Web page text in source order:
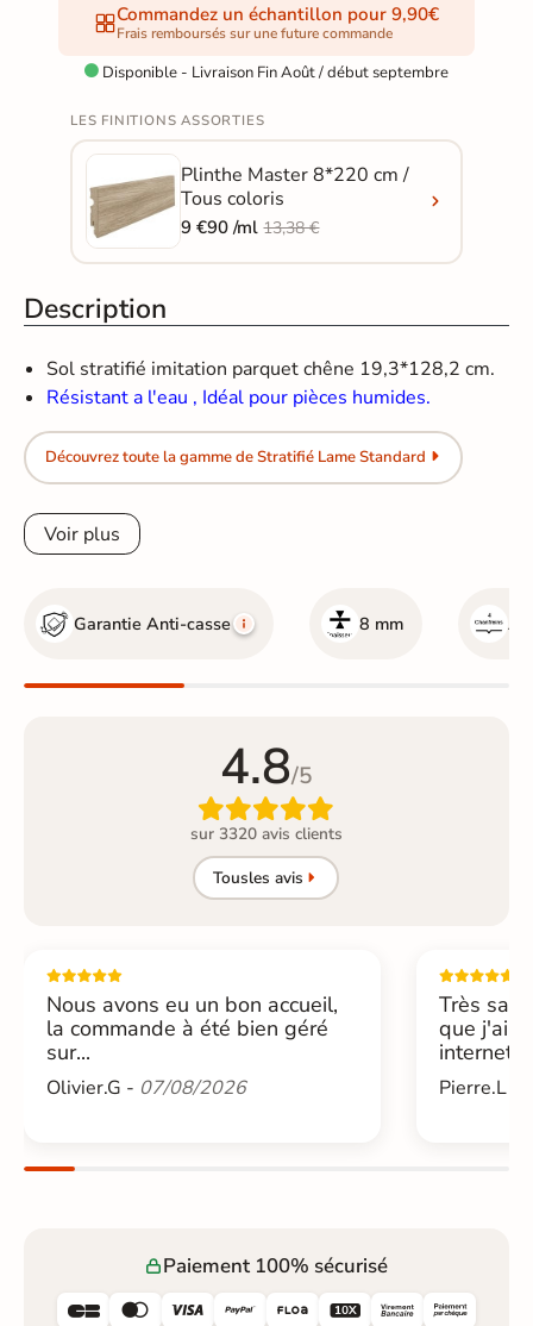
Commandez un échantillon pour 9,90€
Frais remboursés sur une future commande
 Disponible - Livraison Fin Août / début septembre
LES FINITIONS ASSORTIES
Plinthe Master 8*220 cm /
Tous coloris
9 €90 /ml13,38 €
Description
Sol stratifié imitation parquetchêne 19,3*128,2 cm.
Résistant a l'eau , Idéal pour pièces humides.
Découvrez toute la gamme de Stratifié Lame Standard
Voir plus
Garantie Anti-casse 8 mm
4.8/5

sur 3320 avis clients
Tousles avis
Nous avons eu un bon accueil,
la commande à été bien géré
sur...
Olivier.G - 07/08/2026
Très
que j'ai
internet....
Pierre.L -
Paiement 100% sécurisé
     